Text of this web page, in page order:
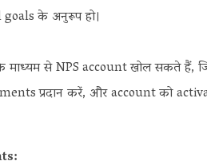
के अनुरूप हो।
के माध्यम से NPS account खोल सकते
प्रदान करें, और account को